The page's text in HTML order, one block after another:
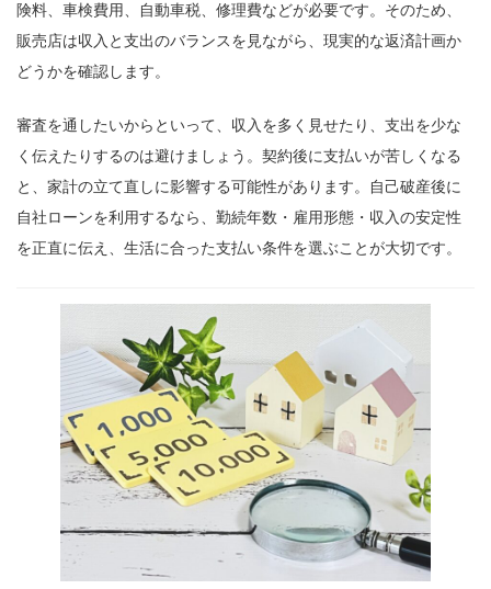
険料、車検費用、自動車税、修理費などが必要です。そのため、
販売店は収入と支出のバランスを見ながら、現実的な返済計画か
どうかを確認します。
審査を通したいからといって、収入を多く見せたり、支出を少な
く伝えたりするのは避けましょう。契約後に支払いが苦しくなる
と、家計の立て直しに影響する可能性があります。自己破産後に
自社ローンを利用するなら、勤続年数・雇用形態・収入の安定性
を正直に伝え、生活に合った支払い条件を選ぶことが大切です。